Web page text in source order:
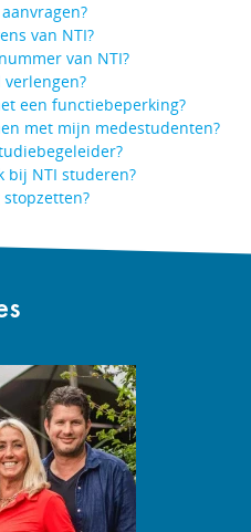
van NTI?
van NTI?
een functiebeperking?
met mijn medestudenten?
bij NTI studeren?